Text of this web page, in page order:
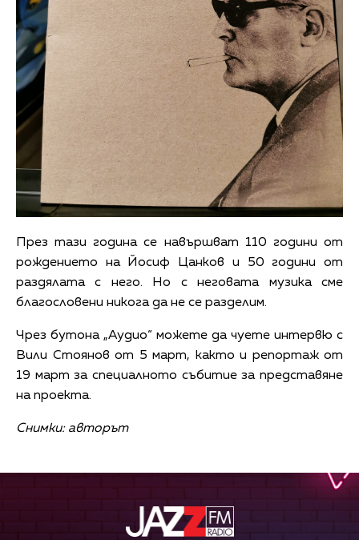
През тази година се навършват 110 години от
рождението на Йосиф Цанков и 50 години от
раздялата с него. Но с неговата музика сме
благословени никога да не се разделим.
Чрез бутона „Аудио“ можете да чуете интервю с
Вили Стоянов от 5 март, както и репортаж от
19 март за специалното събитие за представяне
на проекта.
Снимки: авторът